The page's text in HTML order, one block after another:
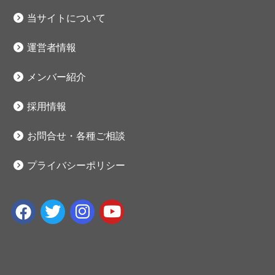
当サイトについて
運営者情報
メンバー紹介
採用情報
お問合せ・各種ご相談
プライバシーポリシー